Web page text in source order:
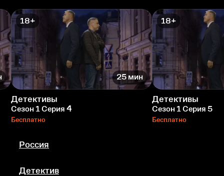
18+
25 мин
Детективы
Сезон 1 Серия 4
Бесплатно
18+
Детективы
Сезон 1 Серия 5
Бесплатно
Россия
Детектив